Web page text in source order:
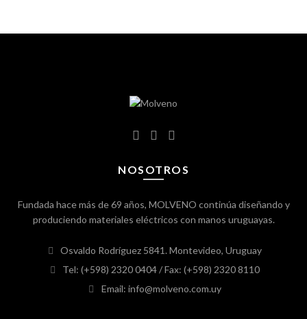
NOSOTROS
Fundada hace más de 69 años, MOLVENO continúa diseñando y
produciendo materiales eléctricos con manos uruguayas.
Osvaldo Rodríguez 5841. Montevideo, Uruguay
Tel: (+598) 2320 0404/ Fax: (+598) 2320 8110
Email: info@molveno.com.uy